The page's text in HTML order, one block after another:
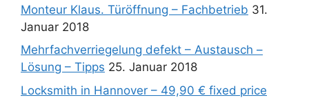
Monteur Klaus. Türöffnung – Fachbetrieb 31.
Januar 2018
Mehrfachverriegelung defekt – Austausch –
Lösung – Tipps 25. Januar 2018
Locksmith in Hannover – 49,90 € fixed price